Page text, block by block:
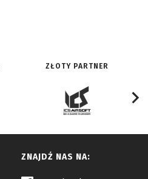
ZŁOTY PARTNER
ZNAJDŹ NAS NA: